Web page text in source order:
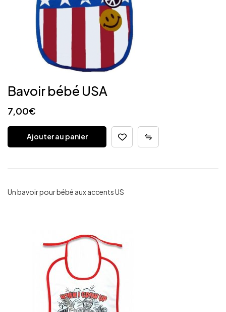
Bavoir bébé USA
7,00€
Ajouter au panier
Un bavoir pour bébé aux accents US